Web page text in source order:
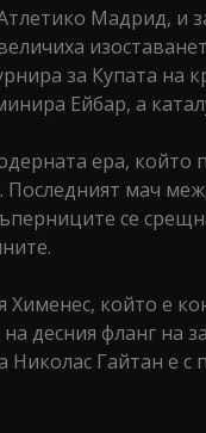
Мадрид, и
за Купата на
Ейбар, а
ера, който
мач
се
който е
десния фланг на
Гайтан е